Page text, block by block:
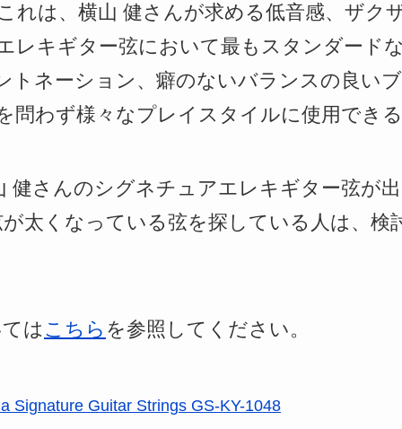
れは、横山 健さんが求める低音感、ザク
レキギター弦において最もスタンダード
トネーション、癖のないバランスの良い
問わず様々なプレイスタイルに使用できる
健さんのシグネチュアエレキギター弦が
太くなっている弦を探している人は、検
はこちら を参照してください。
Signature Guitar Strings GS-KY-1048